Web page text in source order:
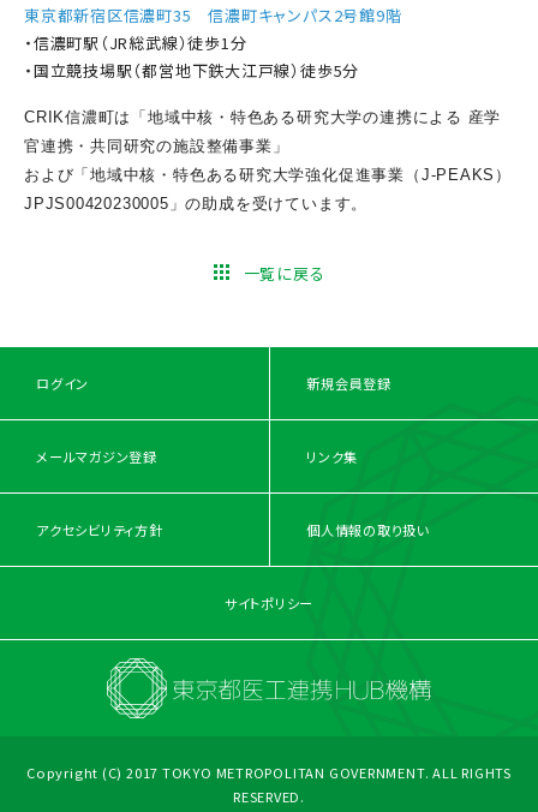
東京都新宿区信濃町35 信濃町キャンパス2号館9階
・信濃町駅（JR総武線）徒歩1分
・国立競技場駅（都営地下鉄大江戸線）徒歩5分
CRIK信濃町は「地域中核・特色ある研究大学の連携による 産学
官連携・共同研究の施設整備事業」
および「地域中核・特色ある研究大学強化促進事業（J-PEAKS）
JPJS00420230005」の助成を受けています。
一覧に戻る
ログイン 新規会員登録
メールマガジン登録 リンク集
アクセシビリティ方針 個人情報の取り扱い
サイトポリシー
Copyright (C) 2017 TOKYO METROPOLITAN GOVERNMENT. ALL RIGHTS
RESERVED.